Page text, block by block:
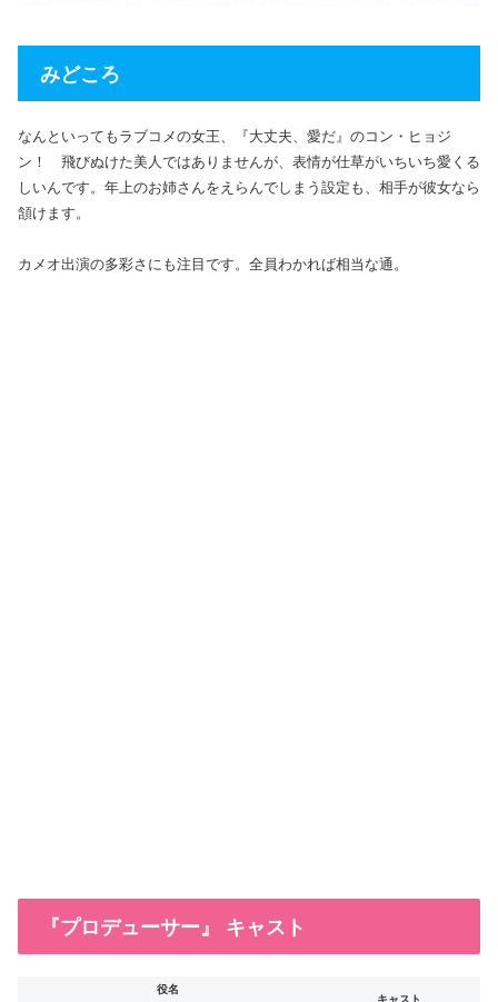
みどころ
なんといってもラブコメの女王、『大丈夫、愛だ』のコン・ヒョジ
ン！ 飛びぬけた美人ではありませんが、表情が仕草がいちいち愛くる
しいんです。年上のお姉さんをえらんでしまう設定も、相手が彼女なら
頷けます。
カメオ出演の多彩さにも注目です。全員わかれば相当な通。
『プロデューサー』 キャスト
役名
キャスト